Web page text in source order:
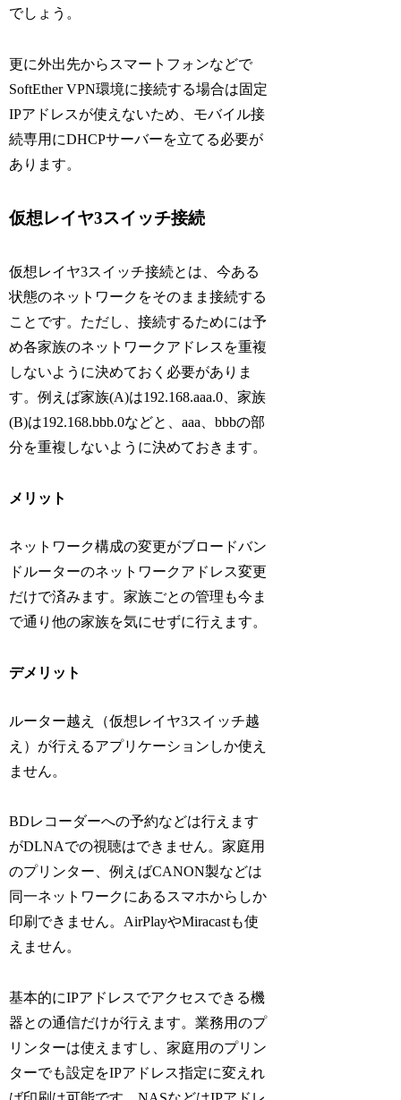
でしょう。
更に外出先からスマートフォンなどで
SoftEther VPN環境に接続する場合は固定
IPアドレスが使えないため、モバイル接
続専用にDHCPサーバーを立てる必要が
あります。
仮想レイヤ3スイッチ接続
仮想レイヤ3スイッチ接続とは、今ある
状態のネットワークをそのまま接続する
ことです。ただし、接続するためには予
め各家族のネットワークアドレスを重複
しないように決めておく必要がありま
す。例えば家族(A)は192.168.aaa.0、家族
(B)は192.168.bbb.0などと、aaa、bbbの部
分を重複しないように決めておきます。
メリット
ネットワーク構成の変更がブロードバン
ドルーターのネットワークアドレス変更
だけで済みます。家族ごとの管理も今ま
で通り他の家族を気にせずに行えます。
デメリット
ルーター越え（仮想レイヤ3スイッチ越
え）が行えるアプリケーションしか使え
ません。
BDレコーダーへの予約などは行えます
がDLNAでの視聴はできません。家庭用
のプリンター、例えばCANON製などは
同一ネットワークにあるスマホからしか
印刷できません。AirPlayやMiracastも使
えません。
基本的にIPアドレスでアクセスできる機
器との通信だけが行えます。業務用のプ
リンターは使えますし、家庭用のプリン
ターでも設定をIPアドレス指定に変えれ